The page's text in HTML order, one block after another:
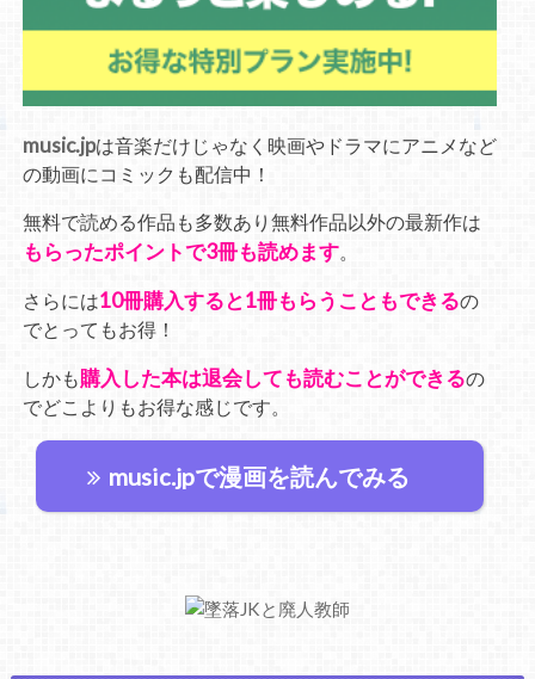
music.jpは音楽だけじゃなく映画やドラマにアニメなど
の動画にコミックも配信中！
無料で読める作品も多数あり無料作品以外の最新作は
もらったポイントで3冊も読めます。
さらには10冊購入すると1冊もらうこともできるの
でとってもお得！
しかも購入した本は退会しても読むことができるの
でどこよりもお得な感じです。
music.jpで漫画を読んでみる